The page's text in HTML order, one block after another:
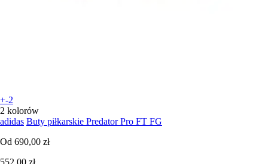
+-2
2 kolorów
adidas Buty piłkarskie Predator Pro FT FG
Od 690,00 zł
552,00 zł